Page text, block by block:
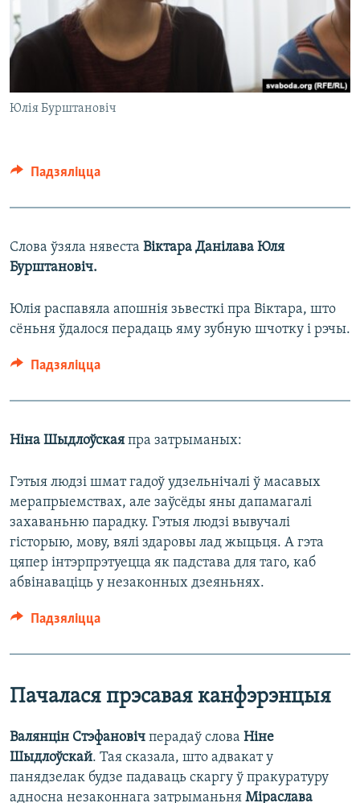
Юлія Бурштановіч
Падзяліцца
Слова ўзяла нявеста Віктара Данілава Юля
Бурштановіч.
Юлія распавяла апошнія зьвесткі пра Віктара, што
сёньня ўдалося перадаць яму зубную шчотку і рэчы.
Падзяліцца
Ніна Шыдлоўская пра затрыманых:
Гэтыя людзі шмат гадоў удзельнічалі ў масавых
мерапрыемствах, але заўсёды яны дапамагалі
захаваньню парадку. Гэтыя людзі вывучалі
гісторыю, мову, вялі здаровы лад жыцьця. А гэта
цяпер інтэрпрэтуецца як падстава для таго, каб
абвінаваціць у незаконных дзеяньнях.
Падзяліцца
Пачалася прэсавая канфэрэнцыя
Валянцін Стэфановіч перадаў слова Ніне
Шыдлоўскай. Тая сказала, што адвакат у
панядзелак будзе падаваць скаргу ў пракуратуру
адносна незаконнага затрыманьня Міраслава